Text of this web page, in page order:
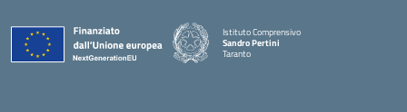
Istituto Comprensivo
Sandro Pertini
Taranto